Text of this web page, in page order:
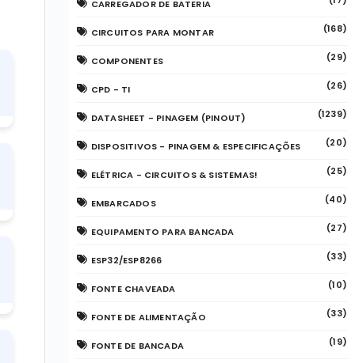
CARREGADOR DE BATERIA
CIRCUITOS PARA MONTAR (168)
COMPONENTES (29)
CPD - TI (26)
DATASHEET - PINAGEM (PINOUT) (1239)
DISPOSITIVOS - PINAGEM & ESPECIFICAÇÕES (20)
ELÉTRICA - CIRCUITOS & SISTEMAS! (25)
EMBARCADOS (40)
EQUIPAMENTO PARA BANCADA (27)
ESP32/ESP8266 (33)
FONTE CHAVEADA (10)
FONTE DE ALIMENTAÇÃO (33)
FONTE DE BANCADA (19)